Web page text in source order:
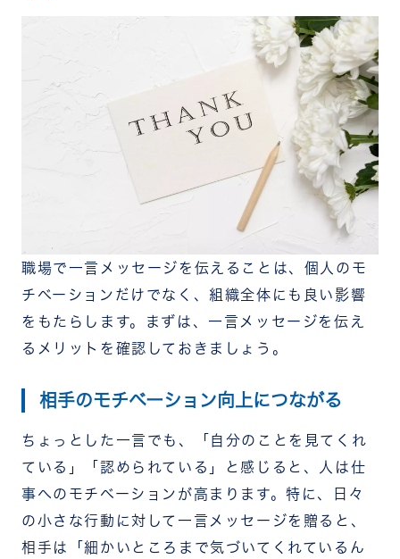
ネガティブな表現で終わらない
形式的・定型文だけにならない
【シーン別】職場で使える一言メッセージ例文
日常の感謝を伝える一言メッセージ
仕事のお礼を伝える一言メッセージ
成果・成功を称える一言メッセージ
努力・成長を認める一言メッセージ
励まし・応援の一言メッセージ
【相手別】職場で使える一言メッセージ例文
上司・先輩への一言メッセージ
同僚・同期への一言メッセージ
【節目・イベント別】職場で使える一言メッセージ
退職する人への一言メッセージ
異動・転勤する人への一言メッセージ
昇進・昇格した人への一言メッセージ
一言メッセージを伝える方法
メール・チャットで送る
メッセージカード・寄せ書きで贈る
日頃から感謝を伝え合う文化を作るなら
「RECOG」
まとめ
職場で一言メッセージを伝えることは、個人のモ
チベーションだけでなく、組織全体にも良い影響
をもたらします。まずは、一言メッセージを伝え
るメリットを確認しておきましょう。
相手のモチベーション向上につながる
ちょっとした一言でも、「自分のことを見てくれ
ている」「認められている」と感じると、人は仕
事へのモチベーションが高まります。特に、日々
の小さな行動に対して一言メッセージを贈ると、
相手は「細かいところまで気づいてくれているん